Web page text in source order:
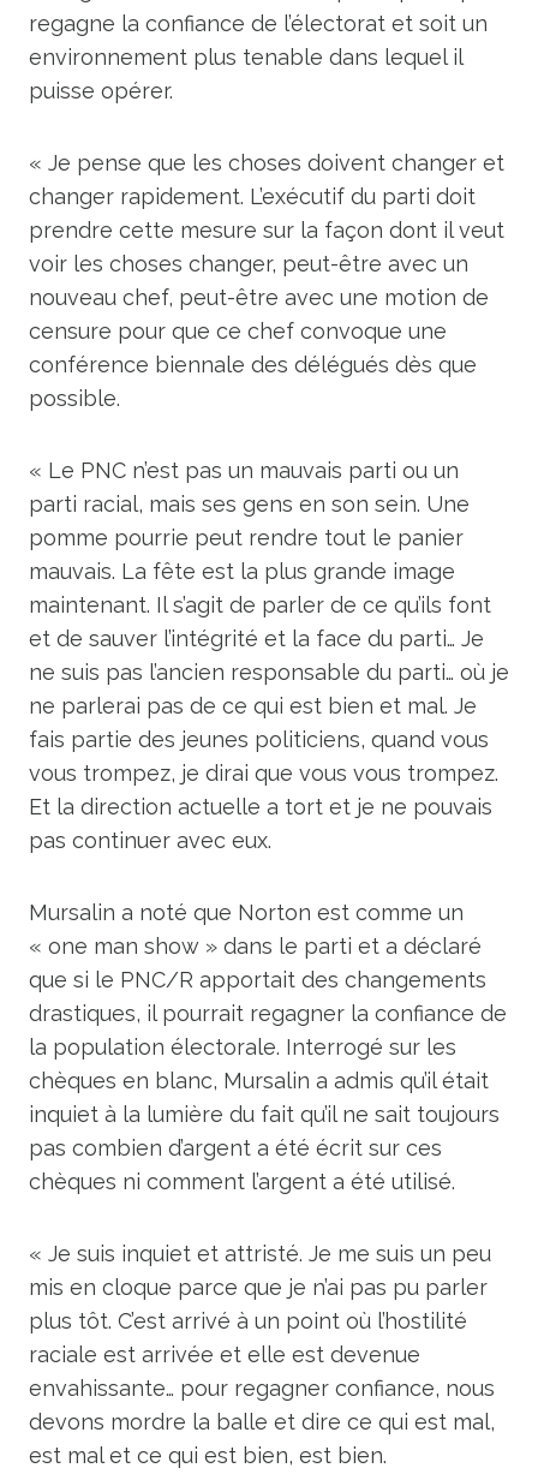
regagne la confiance de l’électorat et soit un
environnement plus tenable dans lequel il
puisse opérer.
« Je pense que les choses doivent changer et
changer rapidement. L’exécutif du parti doit
prendre cette mesure sur la façon dont il veut
voir les choses changer, peut-être avec un
nouveau chef, peut-être avec une motion de
censure pour que ce chef convoque une
conférence biennale des délégués dès que
possible.
« Le PNC n’est pas un mauvais parti ou un
parti racial, mais ses gens en son sein. Une
pomme pourrie peut rendre tout le panier
mauvais. La fête est la plus grande image
maintenant. Il s’agit de parler de ce qu’ils font
et de sauver l’intégrité et la face du parti… Je
ne suis pas l’ancien responsable du parti… où je
ne parlerai pas de ce qui est bien et mal. Je
fais partie des jeunes politiciens, quand vous
vous trompez, je dirai que vous vous trompez.
Et la direction actuelle a tort et je ne pouvais
pas continuer avec eux.
Mursalin a noté que Norton est comme un
« one man show » dans le parti et a déclaré
que si le PNC/R apportait des changements
drastiques, il pourrait regagner la confiance de
la population électorale. Interrogé sur les
chèques en blanc, Mursalin a admis qu’il était
inquiet à la lumière du fait qu’il ne sait toujours
pas combien d’argent a été écrit sur ces
chèques ni comment l’argent a été utilisé.
« Je suis inquiet et attristé. Je me suis un peu
mis en cloque parce que je n’ai pas pu parler
plus tôt. C’est arrivé à un point où l’hostilité
raciale est arrivée et elle est devenue
envahissante… pour regagner confiance, nous
devons mordre la balle et dire ce qui est mal,
est mal et ce qui est bien, est bien.